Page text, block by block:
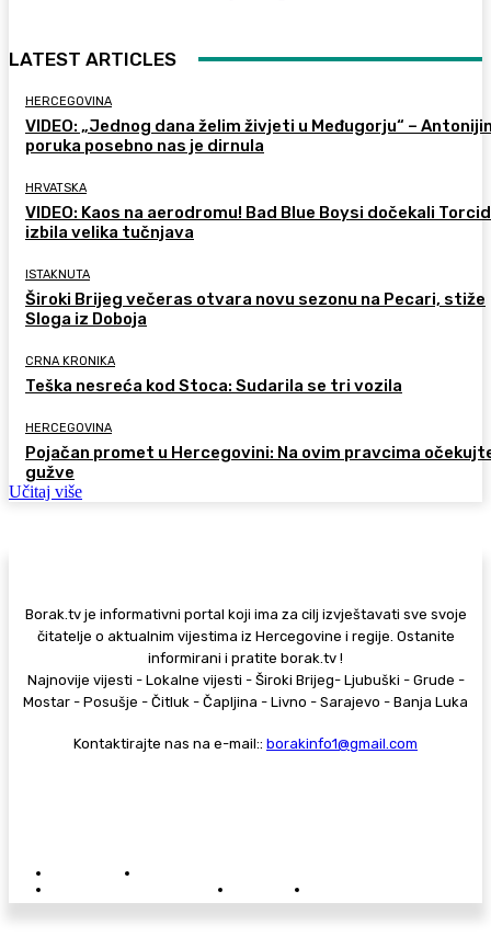
LATEST ARTICLES
HERCEGOVINA
VIDEO: „Jednog dana želim živjeti u Međugorju“ –
poruka posebno nas je dirnula
HRVATSKA
VIDEO: Kaos na aerodromu! Bad Blue Boysi dočekali
izbila velika tučnjava
ISTAKNUTA
Široki Brijeg večeras otvara novu sezonu na Pecari, stiže
Sloga iz Doboja
CRNA KRONIKA
Teška nesreća kod Stoca: Sudarila se tri vozila
HERCEGOVINA
Pojačan promet u Hercegovini: Na ovim pravcima
gužve
Učitaj više
Borak.tv je informativni portal koji ima za cilj izvještavati sve svoje
čitatelje o aktualnim vijestima iz Hercegovine i regije. Ostanite
informirani i pratite borak.tv !
Najnovije vijesti - Lokalne vijesti - Široki Brijeg- Ljubuški - Grude -
Mostar - Posušje - Čitluk - Čapljina - Livno - Sarajevo - Banja Luka
Kontaktirajte nas na e-mail:: borakinfo1@gmail.com